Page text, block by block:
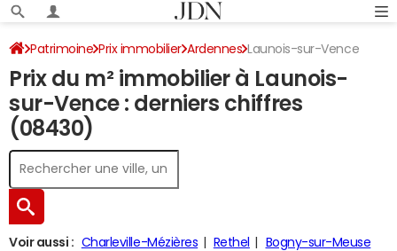
Patrimoine Prix immobilier Ardennes Launois-sur-Vence
Prix du m² immobilier à Launois-
sur-Vence : derniers chiffres
(08430)
Voir aussi : Charleville-Mézières Rethel Bogny-sur-Meuse